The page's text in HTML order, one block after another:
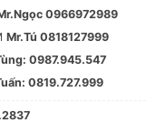
0966972989
Mr.Tú 0818127999
0987.945.547
0819.727.999